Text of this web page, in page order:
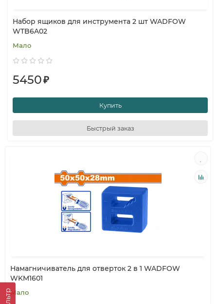
Набор ящиков для инструмента 2 шт WADFOW
WTB6A02
Мало
5450₽
Купить
Быстрый заказ
Намагничиватель для отверток 2 в 1 WADFOW
WKM1601
Мало